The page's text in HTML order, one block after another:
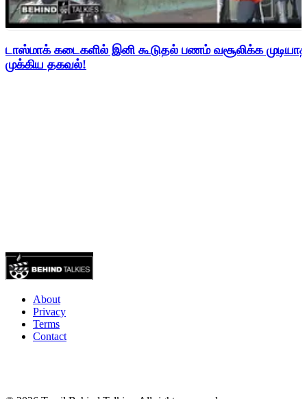
டாஸ்மாக் கடைகளில் இனி கூடுதல் பணம் வசூலிக்க
முக்கிய தகவல்!
About
Privacy
Terms
Contact